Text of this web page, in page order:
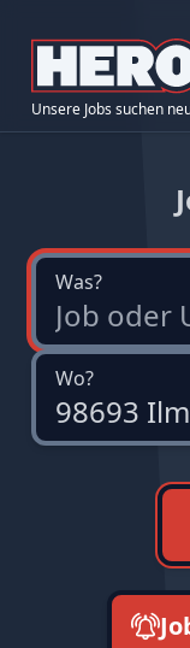
Unsere Jobs suchen
Was?
Wo?